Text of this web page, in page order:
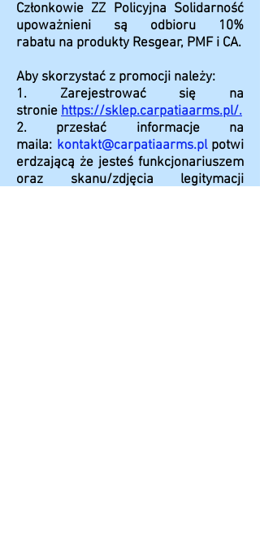
Członkowie ZZ Policyjna Solidarność
upoważnieni są odbioru 10%
rabatu na produkty Resgear, PMF i CA.
Aby skorzystać z promocji należy:
1. Zarejestrować się na
stronie https://sklep.carpatiaarms.pl/.
2. przesłać informacje na
maila: kontakt@carpatiaarms.pl potwi
erdzającą że jesteś funkcjonariuszem
oraz skanu/zdjęcia legitymacji